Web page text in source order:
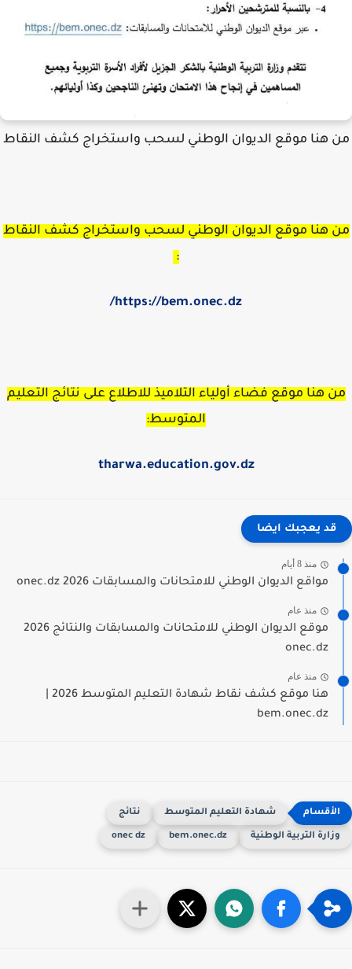
هنا موقع الديوان الوطني لسحب واستخراج كشف النقاط
هنا موقع الديوان الوطني لسحب واستخراج كشف النقاط
https://bem.onec.dz/
هنا موقع فضاء أولياء التلاميذ للاطلاع على نتائج التعليم
المتوسط:
tharwa.education.gov.dz
قد يعجبك ايضا
منذ 8 أيام
مواقع الديوان الوطني للامتحانات والمسابقات 2026 onec.dz
منذ عام
موقع الديوان الوطني للامتحانات والمسابقات والنتائج 2026
onec.dz
منذ عام
هنا موقع كشف نقاط شهادة التعليم المتوسط 2026 |
bem.onec.dz
شهادة التعليم المتوسط نتائج
التربية الوطنية bem.onec.dz
onec dz